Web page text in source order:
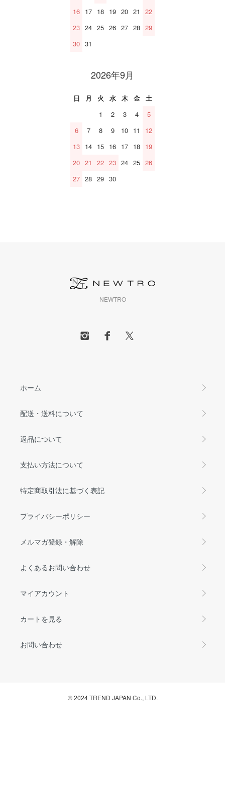
16 17 18 19 20 21
22
23 24 25 26 27 28 29
30 31
2026年9月
日 月 火 水 木 金
土
1
2 3 4
5
6
7 8 9 10 11
12
13 14 15 16 17 18 19
20 21 22 23 24 25 26
27 28 29 30
NEWTRO
ホーム
配送・送料について
返品について
支払い方法について
特定商取引法に基づく表記
プライバシーポリシー
メルマガ登録・解除
よくあるお問い合わせ
マイアカウント
カートを見る
お問い合わせ
© 2024 TREND JAPAN Co., LTD.